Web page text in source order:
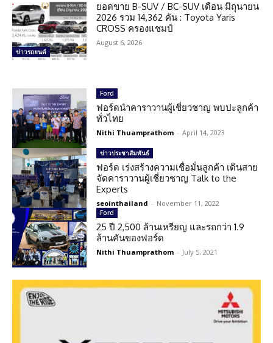
ข่าวรถยนต์
ยอดขาย B-SUV / BC-SUV เดือน มิถุนายน
2026 รวม 14,362 คัน : Toyota Yaris
CROSS ครองแชมป์
August 6, 2026
Ford
ฟอร์ดนำคาราวานผู้เชี่ยวชาญ พบปะลูกค้า
ทั่วไทย
Nithi Thuamprathom - April 14, 2023
ข่าวประชาสัมพันธ์
ฟอร์ด เร่งสร้างความเชื่อมั่นลูกค้า เดินสาย
จัดคาราวานผู้เชี่ยวชาญ Talk to the
Experts
seointhailand - November 11, 2022
Ford
25 ปี 2,500 ล้านเหรียญ และรถกว่า 1.9
ล้านคันของฟอร์ด
Nithi Thuamprathom - July 5, 2021